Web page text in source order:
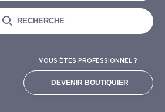
RECHERCHE
VOUS ÊTES PROFESSIONNEL ?
DEVENIR BOUTIQUIER